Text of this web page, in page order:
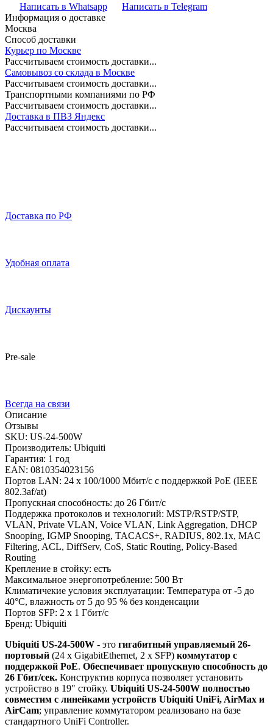
Написать в Whatsapp
Написать в Telegram
Информация о доставке
Москва
Способ доставки
Курьер по Москве
Рассчитываем стоимость доставки...
Самовывоз со склада в Москве
Рассчитываем стоимость доставки...
Транспортными компаниями по РФ
Рассчитываем стоимость доставки...
Доставка в ПВЗ Яндекс
Рассчитываем стоимость доставки...
Доставка по РФ
Удобная оплата
Дискаунты
Pre-sale
Всегда на связи
Описание
Отзывы
SKU: US-24-500W
Производитель: Ubiquiti
Гарантия: 1 год
EAN: 0810354023156
Портов LAN: 24 x 100/1000 Мбит/с с поддержкой PoE (IEEE
802.3af/at)
Пропускная способность: до 26 Гбит/c
Поддержка протоколов и технологий: MSTP/RSTP/STP,
VLAN, Private VLAN, Voice VLAN, Link Aggregation, DHCP
Snooping, IGMP Snooping, TACACS+, RADIUS, 802.1x, MAC
Filtering, ACL, DiffServ, CoS, Static Routing, Policy-Based
Routing
Крепление в стойку: есть
Максимальное энергопотребление: 500 Вт
Климатичекие условия эксплуатации: Температура от -5 до
40°C, влажность от 5 до 95 % без конденсации
Портов SFP: 2 x 1 Гбит/с
Бренд: Ubiquiti
Ubiquiti US-24-500W - это гигабитный управляемый 26-
портовый (24 x GigabitEthernet, 2 x SFP) коммутатор с
поддержкой PoE. Обеспечивает пропускную способность до
26 Гбит/сек. Конструктив корпуса позволяет установить
устройство в 19" стойку. Ubiquiti US-24-500W полностью
совместим с линейками устройств Ubiquiti UniFi, AirMax и
AirCam; управление коммутатором реализовано на базе
стандартного UniFi Controller.